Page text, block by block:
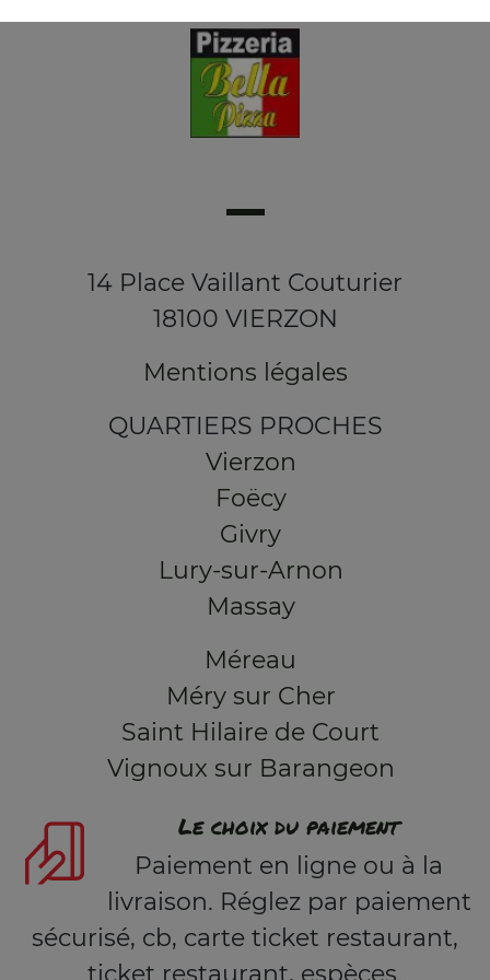
14 Place Vaillant Couturier
18100 VIERZON
Mentions légales
QUARTIERS PROCHES
Vierzon
Foëcy
Givry
Lury-sur-Arnon
Massay
Méreau
Méry sur Cher
Saint Hilaire de Court
Vignoux sur Barangeon
Le choix du paiement
Paiement en ligne ou à la
livraison. Réglez par paiement
sécurisé, cb, carte ticket restaurant,
ticket restaurant, espèces.